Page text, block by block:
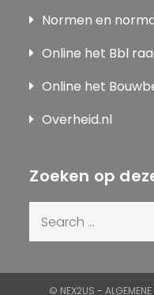
Normen en
Online het Bbl
Online het
Overheid.nl
Zoeken op
for:
© NEX2US -